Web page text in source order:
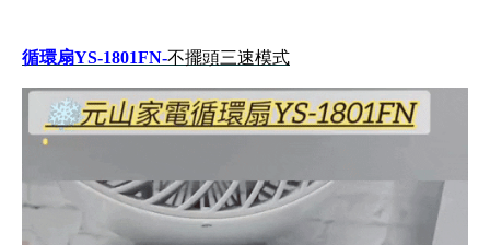
循環扇YS-1801FN-不擺頭三速模式